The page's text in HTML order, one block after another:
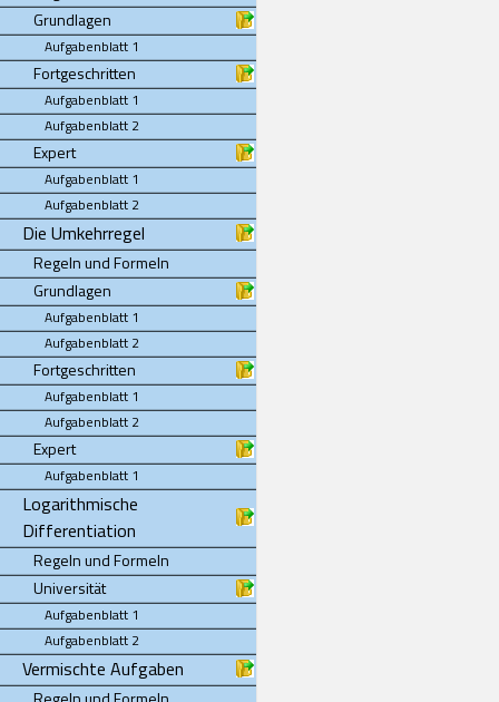
Grundlagen
Aufgabenblatt 1
Fortgeschritten
Aufgabenblatt 1
Aufgabenblatt 2
Expert
Aufgabenblatt 1
Aufgabenblatt 2
Die Umkehrregel
Regeln und Formeln
Grundlagen
Aufgabenblatt 1
Aufgabenblatt 2
Fortgeschritten
Aufgabenblatt 1
Aufgabenblatt 2
Expert
Aufgabenblatt 1
Logarithmische
Differentiation
Regeln und Formeln
Universität
Aufgabenblatt 1
Aufgabenblatt 2
Vermischte Aufgaben